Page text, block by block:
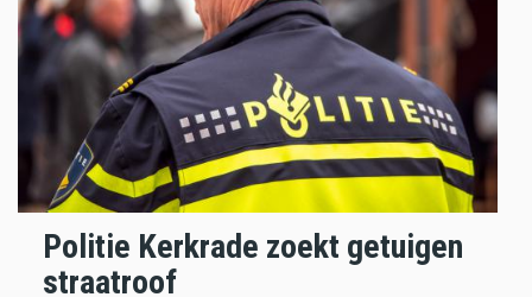
Politie Kerkrade zoekt getuigen
straatroof